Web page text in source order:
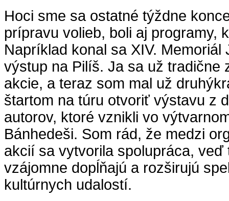
Hoci sme sa ostatné týždne
prípravu volieb, boli aj programy,
Napríklad konal sa XIV. Memoriál
výstup na Pilíš. Ja sa už tradične
akcie, a teraz som mal už
štartom na túru otvoriť výstavu z
autorov, ktoré vznikli vo
Bánhedeši. Som rád, že medzi
akcií sa vytvorila spolupráca, veď
vzájomne dopĺňajú a rozširujú
kultúrnych udalostí.